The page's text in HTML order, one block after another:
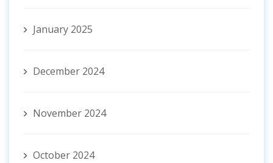
January 2025
December 2024
November 2024
October 2024